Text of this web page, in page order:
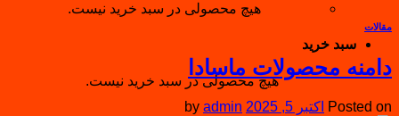
هیچ محصولی در سبد خرید نیست.
سبد خرید
هیچ محصولی در سبد خرید نیست.
مقالات
دامنه محصولات ماسادا
Posted on اکتبر 5, 2025 by admin